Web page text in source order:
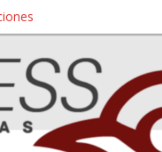
daños de Pemex